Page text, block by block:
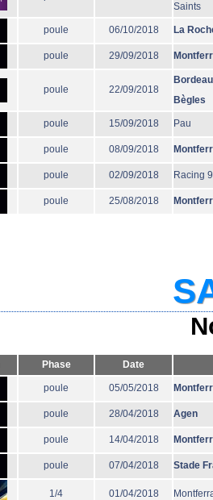
Saints
poule 06/10/2018 La
poule 29/09/2018
poule 22/09/2018
Bègles
poule 15/09/2018 Pau
poule 08/09/2018
poule 02/09/2018 Racing
poule 25/08/2018
Phase Date
poule 05/05/2018
poule 28/04/2018 Agen
poule 14/04/2018
poule 07/04/2018 Stade
1/4 01/04/2018